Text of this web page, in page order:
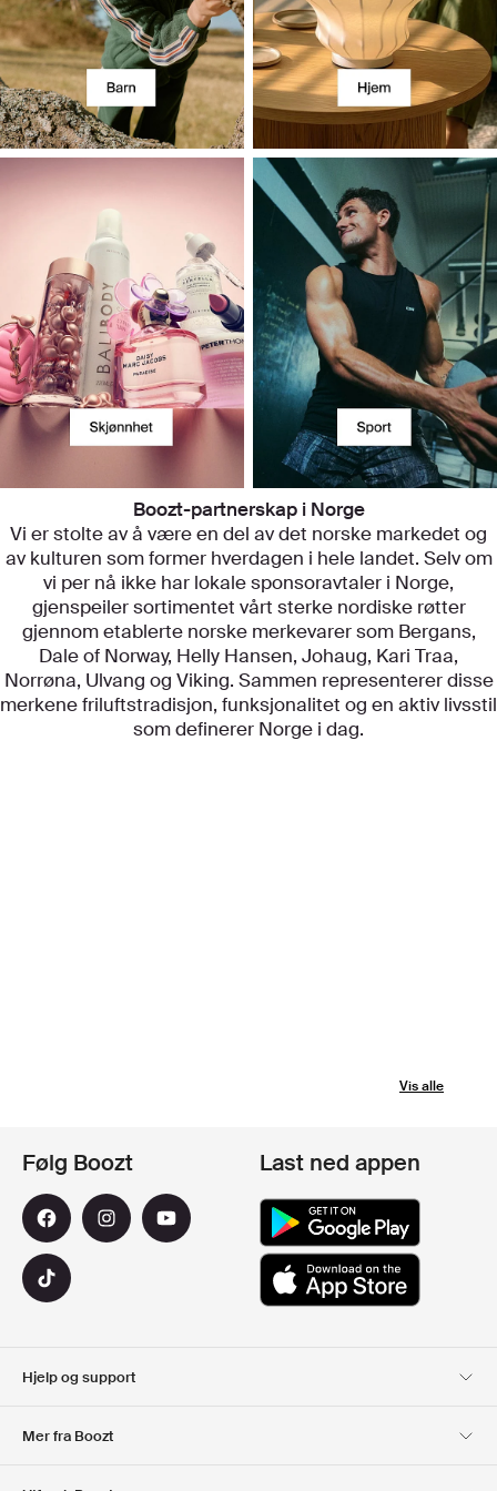
Boozt-partnerskap i Norge
Vi er stolte av å være en del av det norske markedet og
av kulturen som former hverdagen i hele landet. Selv om
vi per nå ikke har lokale sponsoravtaler i Norge,
gjenspeiler sortimentet vårt sterke nordiske røtter
gjennom etablerte norske merkevarer som Bergans,
Dale of Norway, Helly Hansen, Johaug, Kari Traa,
Norrøna, Ulvang og Viking. Sammen representerer disse
merkene friluftstradisjon, funksjonalitet og en aktiv livsstil
som definerer Norge i dag.
Vis alle
Hjelp og support
Mer fra Boozt
Følg Boozt Last ned appen